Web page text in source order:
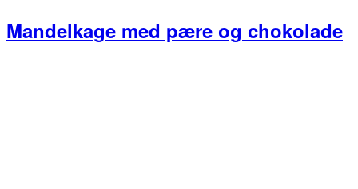
Mandelkage med pære og chokolade